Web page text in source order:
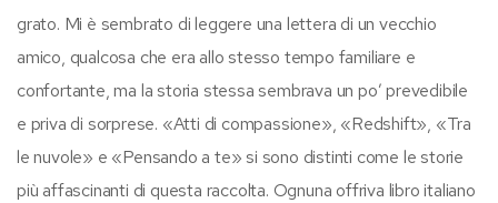
grato. Mi è sembrato di leggere una lettera di un vecchio
amico, qualcosa che era allo stesso tempo familiare e
confortante, ma la storia stessa sembrava un po’ prevedibile
e priva di sorprese. «Atti di compassione», «Redshift», «Tra
le nuvole» e «Pensando a te» si sono distinti come le storie
più affascinanti di questa raccolta. Ognuna offriva libro italiano